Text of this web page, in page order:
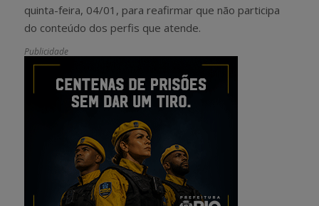
quinta-feira, 04/01, para reafirmar que não participa
do conteúdo dos perfis que atende.
Publicidade